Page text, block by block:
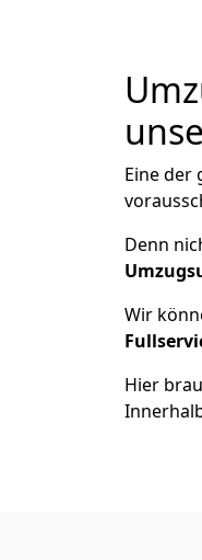
Eine der
Denn
Wir
Hier